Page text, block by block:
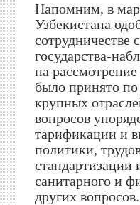
Напомним, в
Узбекистана
сотрудничестве
государства-
на
было принято
крупных
вопросов
тарификации и
политики,
стандартизации
санитарного и
других вопросов.